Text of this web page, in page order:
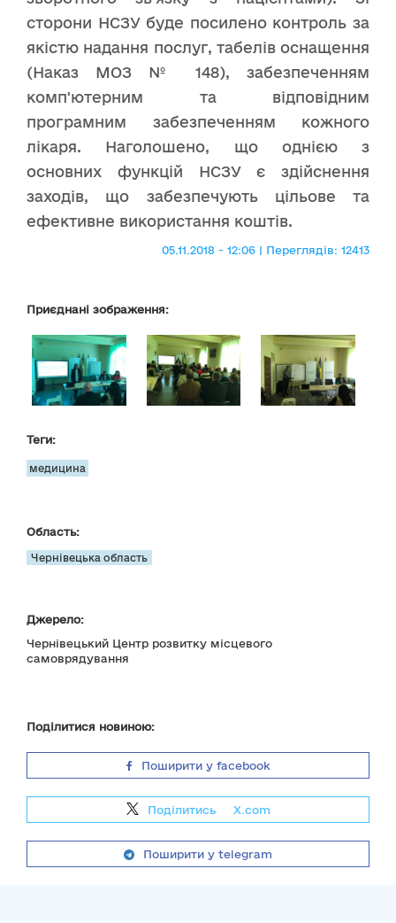
сторони НСЗУ буде посилено контроль за
якістю надання послуг, табелів оснащення
(Наказ МОЗ № 148), забезпеченням
комп'ютерним та відповідним
програмним забезпеченням кожного
лікаря. Наголошено, що однією з
основних функцій НСЗУ є здійснення
заходів, що забезпечують цільове та
ефективне використання коштів.
05.11.2018 - 12:06 | Переглядів: 12413
Приєднані зображення:
Теги:
медицина
Область:
Чернівецька область
Джерело:
Чернівецький Центр розвитку місцевого
самоврядування
Поділитися новиною:
Поширити у facebook
Поділитись X.com
Поширити у telegram